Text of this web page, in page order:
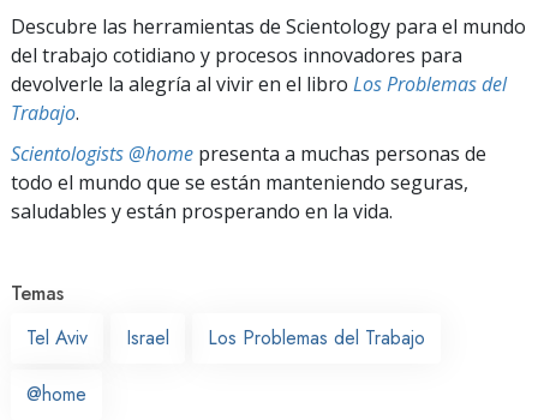
Descubre las herramientas de Scientology para el mundo
del trabajo cotidiano y procesos innovadores para
devolverle la alegría al vivir en el libro Los Problemas del
Trabajo.
Scientologists @home presenta a muchas personas de
todo el mundo que se están manteniendo seguras,
saludables y están prosperando en la vida.
Temas
Tel Aviv
Israel Los Problemas del Trabajo
@home